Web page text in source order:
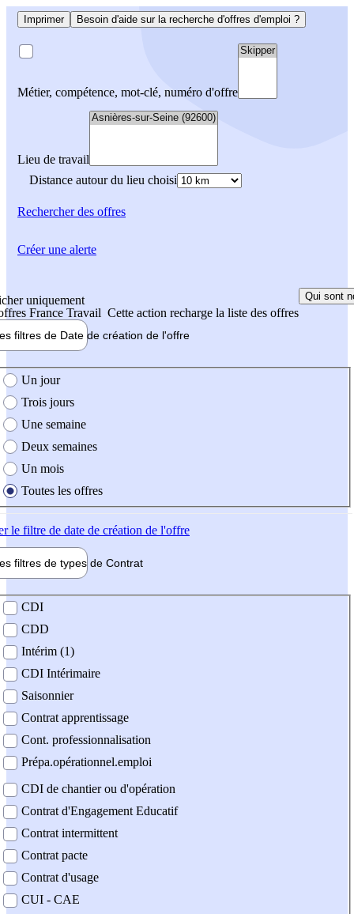
Imprimer Besoin d'aide sur la recherche d'offres d'emploi ?
Métier, compétence, mot-clé, numéro d'offre
Lieu de travail
Distance autour du lieu choisi
Rechercherdes offres
uniquement
France Travail Cette action recharge la liste des offres
Qui sont
filtres de Date de création de l'offre
création de l'offre
Un jour
Trois jours
Une semaine
Deux semaines
Un mois
Toutes les offres
le filtre de date de création de l'offre
filtres de types de Contrat
contrat
CDI
CDD
Intérim (1)
CDI Intérimaire
Saisonnier
Contrat apprentissage
Cont. professionnalisation
Prépa.opérationnel.emploi
CDI de chantier ou d'opération
Contrat d'Engagement Educatif
Contrat intermittent
Contrat pacte
Contrat d'usage
CUI - CAE
Créer une alerte